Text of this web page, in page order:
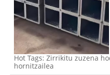
Hot Tags: Zirrikitu zuzena
hornitzailea